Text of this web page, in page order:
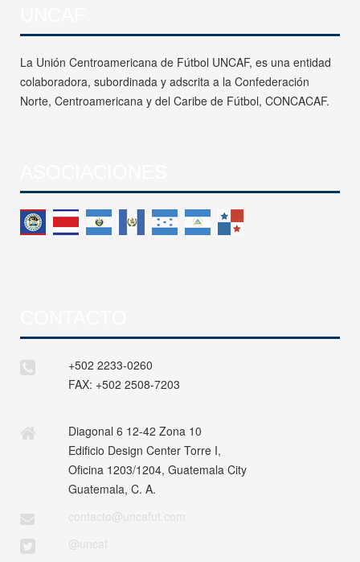
La Unión Centroamericana de Fútbol UNCAF, es una entidad
colaboradora, subordinada y adscrita a la Confederación
Norte, Centroamericana y del Caribe de Fútbol, CONCACAF.
+502 2233-0260
FAX: +502 2508-7203
Diagonal 6 12-42 Zona 10
Edificio Design Center Torre I,
Oficina 1203/1204, Guatemala City
Guatemala, C. A.
contacto@uncafut.com
@uncaf